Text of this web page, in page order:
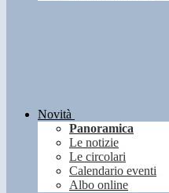
Novità
Panoramica
Le notizie
Le circolari
Calendario eventi
Albo online